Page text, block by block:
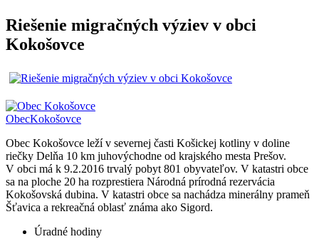
Riešenie migračných výziev v obci
Kokošovce
ObecKokošovce
Obec Kokošovce leží v severnej časti Košickej kotliny v doline
riečky Delňa 10 km juhovýchodne od krajského mesta Prešov.
V obci má k 9.2.2016 trvalý pobyt 801 obyvateľov. V katastri obce
sa na ploche 20 ha rozprestiera Národná prírodná rezervácia
Kokošovská dubina. V katastri obce sa nachádza minerálny prameň
Šťavica a rekreačná oblasť známa ako Sigord.
Úradné hodiny